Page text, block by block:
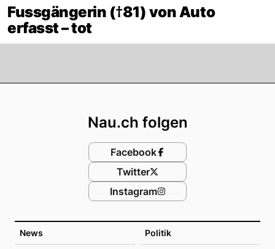
Fussgängerin (†81) von Auto
erfasst – tot
News Politik
Nau.ch folgen
Facebook
Twitter
Instagram